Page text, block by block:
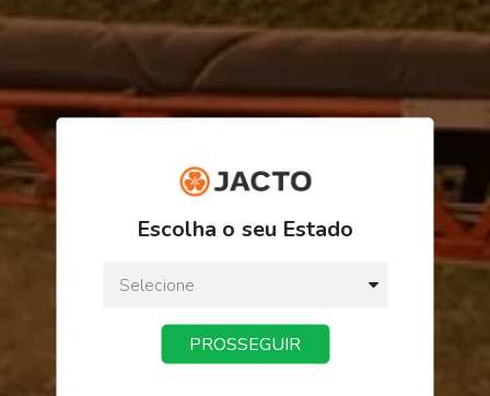
R$ 47,96
ou3xdeR$ 15,98
Preço a vista:
Escolha o seu Estado
PROSSEGUIR